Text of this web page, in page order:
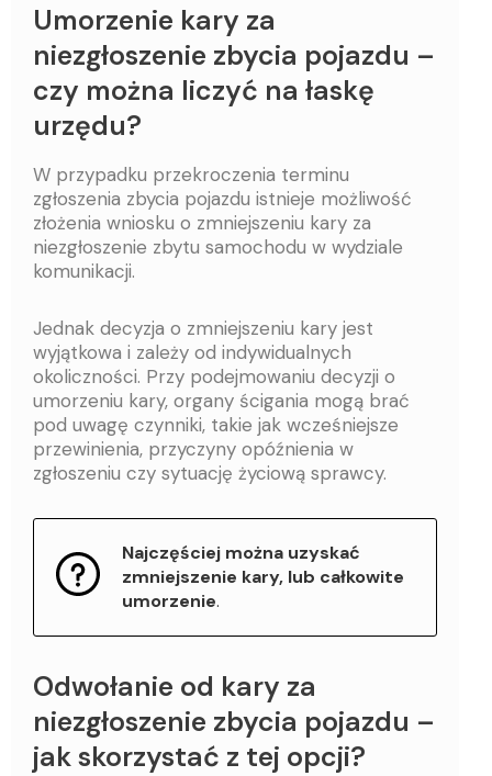
Umorzenie kary za
niezgłoszenie zbycia pojazdu –
czy można liczyć na łaskę
urzędu?
W przypadku przekroczenia terminu
zgłoszenia zbycia pojazdu istnieje możliwość
złożenia wniosku o zmniejszeniu kary za
niezgłoszenie zbytu samochodu w wydziale
komunikacji.
Jednak decyzja o zmniejszeniu kary jest
wyjątkowa i zależy od indywidualnych
okoliczności. Przy podejmowaniu decyzji o
umorzeniu kary, organy ścigania mogą brać
pod uwagę czynniki, takie jak wcześniejsze
przewinienia, przyczyny opóźnienia w
zgłoszeniu czy sytuację życiową sprawcy.
Najczęściej można uzyskać
zmniejszenie kary, lub całkowite
umorzenie.
Odwołanie od kary za
niezgłoszenie zbycia pojazdu –
jak skorzystać z tej opcji?